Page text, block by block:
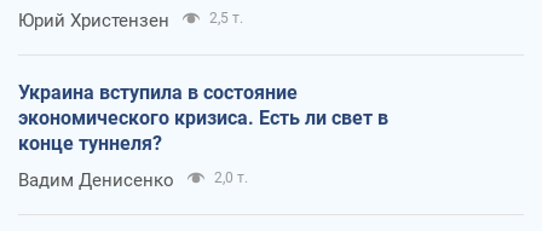
Юрий Христензен 2,5 т.
Украина вступила в состояние
экономического кризиса. Есть ли свет в
конце туннеля?
Вадим Денисенко 2,0 т.